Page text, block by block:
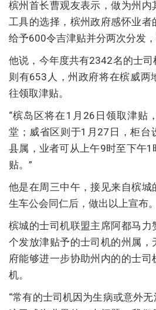
槟州首长曹观友表示，做为州内
工具的选择，槟州政府感怀业者
给予600令吉津贴并分两次分发
他说，今年度共有2342名的士
则有653人，州政府将在槟威两
往领取津贴。
“槟岛区将在1月26日领取津贴
堂；威省区则于1月27日，柜台
县属，业者可从上午9时至下午
贴。”
他是在周三中午，接见来自槟城
生车公会同仁后，做出以上宣布。
槟城的士司机联盟主席阿都马
个发放津贴予的士司机的州属，
府能够进一步协助州内的的士司
机。
“常有的士司机因为生病或意外